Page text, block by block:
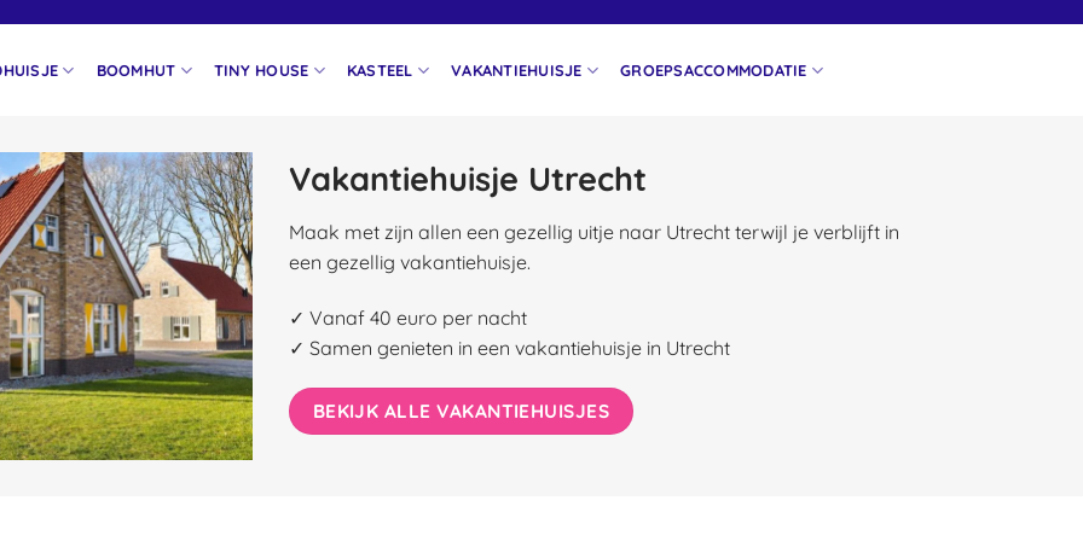
BOOMHUT TINY HOUSE KASTEEL VAKANTIEHUISJE GROEPSACCOMMODATIE
Vakantiehuisje Utrecht
Maak met zijn allen een gezellig uitje naar Utrecht terwijl je verblijft in
een gezellig vakantiehuisje.
✓ Vanaf 40 euro per nacht
✓ Samen genieten in een vakantiehuisje in Utrecht
BEKIJK ALLE VAKANTIEHUISJES